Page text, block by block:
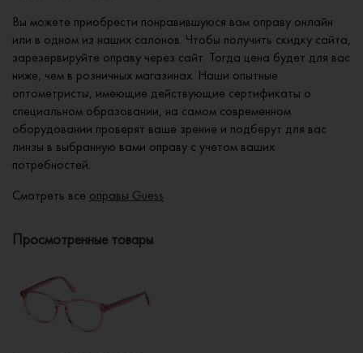
Вы можете приобрести понравившуюся вам оправу онлайн
или в одном из наших салонов. Чтобы получить скидку сайта,
зарезервируйте оправу через сайт. Тогда цена будет для вас
ниже, чем в розничных магазинах. Наши опытные
оптометристы, имеющие действующие сертификаты о
специальном образовании, на самом современном
оборудовании проверят ваше зрение и подберут для вас
линзы в выбранную вами оправу с учетом ваших
потребностей.
Смотреть все оправы Guess
Просмотренные товары